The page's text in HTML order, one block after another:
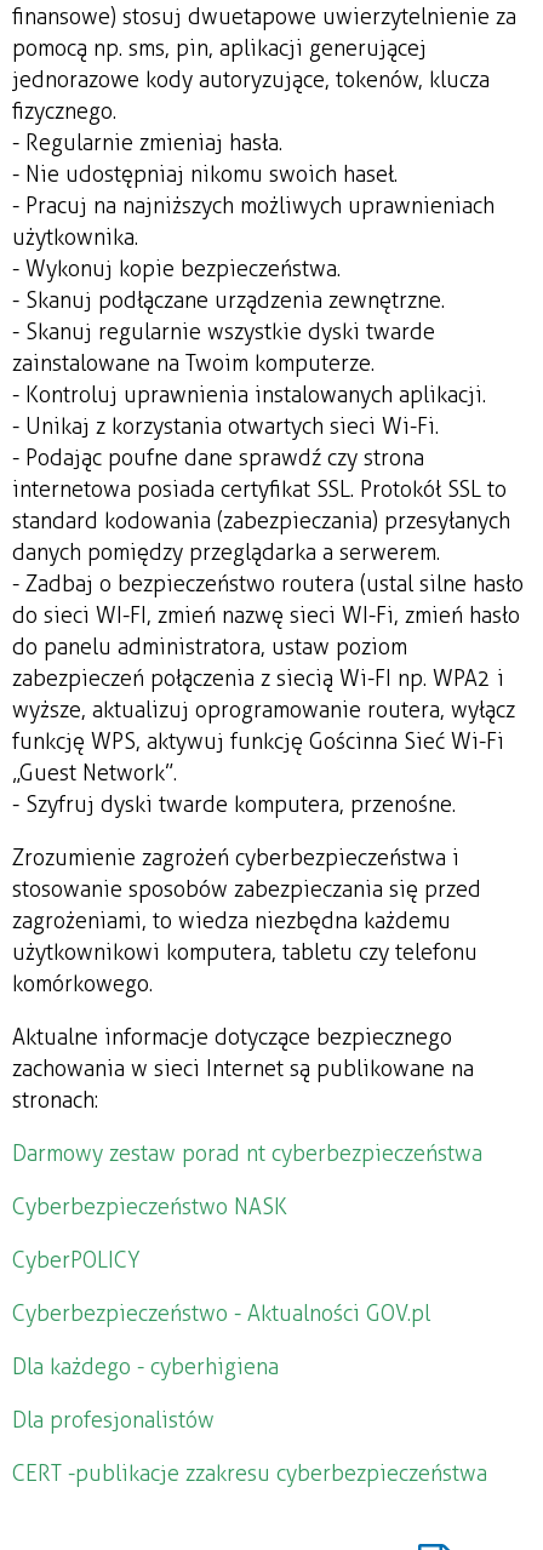
finansowe) stosuj dwuetapowe uwierzytelnienie za
pomocą np. sms, pin, aplikacji generującej
jednorazowe kody autoryzujące, tokenów, klucza
fizycznego.
- Regularnie zmieniaj hasła.
- Nie udostępniaj nikomu swoich haseł.
- Pracuj na najniższych możliwych uprawnieniach
użytkownika.
- Wykonuj kopie bezpieczeństwa.
- Skanuj podłączane urządzenia zewnętrzne.
- Skanuj regularnie wszystkie dyski twarde
zainstalowane na Twoim komputerze.
- Kontroluj uprawnienia instalowanych aplikacji.
- Unikaj z korzystania otwartych sieci Wi-Fi.
- Podając poufne dane sprawdź czy strona
internetowa posiada certyfikat SSL. Protokół SSL to
standard kodowania (zabezpieczania) przesyłanych
danych pomiędzy przeglądarka a serwerem.
- Zadbaj o bezpieczeństwo routera (ustal silne hasło
do sieci WI-FI, zmień nazwę sieci WI-Fi, zmień hasło
do panelu administratora, ustaw poziom
zabezpieczeń połączenia z siecią Wi-FI np. WPA2 i
wyższe, aktualizuj oprogramowanie routera, wyłącz
funkcję WPS, aktywuj funkcję Gościnna Sieć Wi-Fi
„Guest Network”.
- Szyfruj dyski twarde komputera, przenośne.
Zrozumienie zagrożeń cyberbezpieczeństwa i
stosowanie sposobów zabezpieczania się przed
zagrożeniami, to wiedza niezbędna każdemu
użytkownikowi komputera, tabletu czy telefonu
komórkowego.
Aktualne informacje dotyczące bezpiecznego
zachowania w sieci Internet są publikowane na
stronach:
Darmowy zestaw porad nt cyberbezpieczeństwa
Cyberbezpieczeństwo NASK
CyberPOLICY
Cyberbezpieczeństwo - Aktualności GOV.pl
Dla każdego - cyberhigiena
Dla profesjonalistów
CERT - publikacje z zakresu cyberbezpieczeństwa